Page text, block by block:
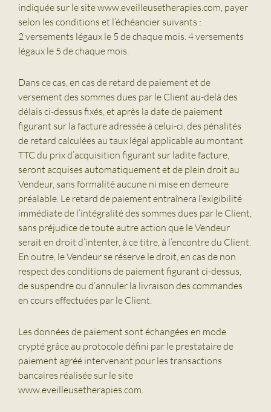
indiquée sur le site www.eveilleusetherapies.com, payer
selon les conditions et l’échéancier suivants :
2 versements légaux le 5 de chaque mois. 4 versements
légaux le 5 de chaque mois.
Dans ce cas, en cas de retard de paiement et de
versement des sommes dues par le Client au-delà des
délais ci-dessus fixés, et après la date de paiement
figurant sur la facture adressée à celui-ci, des pénalités
de retard calculées au taux légal applicable au montant
TTC du prix d’acquisition figurant sur ladite facture,
seront acquises automatiquement et de plein droit au
Vendeur, sans formalité aucune ni mise en demeure
préalable. Le retard de paiement entraînera l’exigibilité
immédiate de l’intégralité des sommes dues par le Client,
sans préjudice de toute autre action que le Vendeur
serait en droit d’intenter, à ce titre, à l’encontre du Client.
En outre, le Vendeur se réserve le droit, en cas de non
respect des conditions de paiement figurant ci-dessus,
de suspendre ou d’annuler la livraison des commandes
en cours effectuées par le Client.
Les données de paiement sont échangées en mode
crypté grâce au protocole défini par le prestataire de
paiement agréé intervenant pour les transactions
bancaires réalisée sur le site
www.eveilleusetherapies.com.